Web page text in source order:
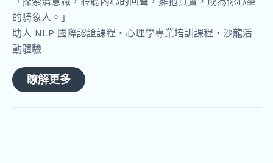
的騎象人。」
助人 NLP 國際認證課程・心理學專業培訓課程・沙龍活
動體驗
瞭解更多